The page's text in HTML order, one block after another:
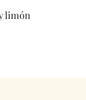
limón